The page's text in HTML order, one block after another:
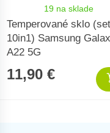
19 na sklade
Temperované sklo (set
10in1) Samsung
A22 5G
11,90 €